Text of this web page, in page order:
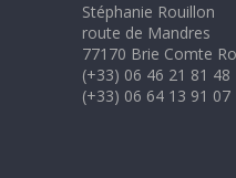
Stéphanie Rouillon
route de Mandres
77170 Brie Comte
(+33) 06 46 21 81 48
(+33) 06 64 13 91 07